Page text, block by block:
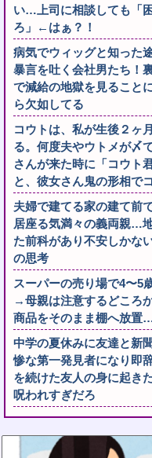
い…上司に相談しても「
ろ」←はぁ？！
病気でウィッグと知った
暴言を吐く会社男たち！
で減給の地獄を見ること
ら欠如してる
コウトは、私が生後２ヶ
る。何度夫やウトメが〆
さんが来た時に「コウト
と、彼女さん鬼の形相で
夫婦で建てる家の建て前
居座る気満々の義両親…
た前科があり不安しかな
の思考
スーパーの売り場で4〜5
→母親は注意するどころ
商品をそのまま棚へ放置
中学の夏休みに友達と新
惨な第一発見者になり即
を続けた友人の身に起き
呪われすぎだろ